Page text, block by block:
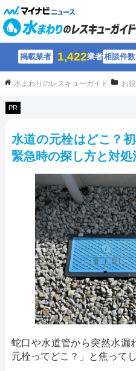
掲載業者 1,422業者相談件数
水まわりのレスキューガイド お
PR
水道の元栓はどこ？
緊急時の探し方と対処
蛇口や水道管から突然水漏
元栓ってどこ？」と焦って